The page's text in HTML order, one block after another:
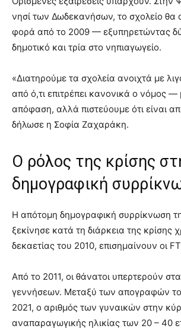
νησί των Δωδεκανήσων, το σχολείο θα
φορά από το 2009 — εξυπηρετώντας
δημοτικό και τρία στο νηπιαγωγείο.
«Διατηρούμε τα σχολεία ανοιχτά με
από ό,τι επιτρέπει κανονικά ο νόμος
απόφαση, αλλά πιστεύουμε ότι είναι
δήλωσε η Σοφία Ζαχαράκη.
Ο ρόλος της κρίσης
δημογραφική
Η απότομη δημογραφική συρρίκνωση
ξεκίνησε κατά τη διάρκεια της κρίσης
δεκαετίας του 2010, επισημαίνουν οι
Από το 2011, οι θάνατοι υπερτερούν
γεννήσεων. Μεταξύ των απογραφών
2021, ο αριθμός των γυναικών στην
αναπαραγωγικής ηλικίας των 20 – 40